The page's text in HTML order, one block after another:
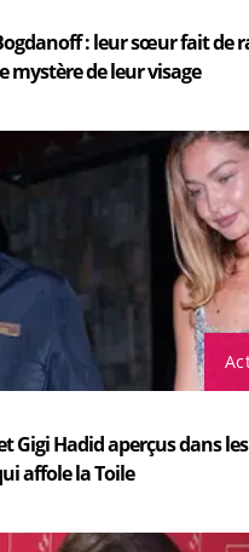
: leur sœur fait de
mystère de leur visage
Gigi Hadid aperçus dans
affole la Toile